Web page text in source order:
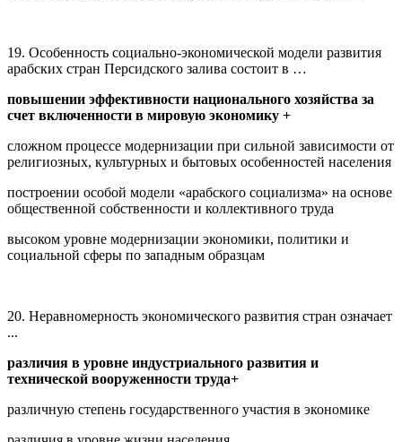
19. Особенность социально-экономической модели развития
арабских стран Персидского залива состоит в …
повышении эффективности национального хозяйства за
счет включенности в мировую экономику +
сложном процессе модернизации при сильной зависимости от
религиозных, культурных и бытовых особенностей населения
построении особой модели «арабского социализма» на основе
общественной собственности и коллективного труда
высоком уровне модернизации экономики, политики и
социальной сферы по западным образцам
20. Неравномерность экономического развития стран означает
...
различия в уровне индустриального развития и
технической вооруженности труда+
различную степень государственного участия в экономике